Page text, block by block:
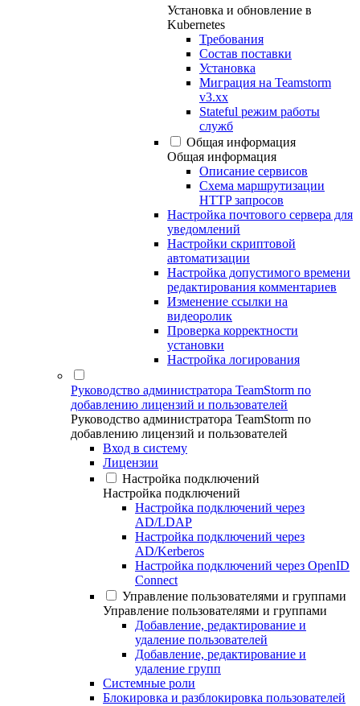
Установка и обновление в
Kubernetes
Требования
Состав поставки
Установка
Миграция на Teamstorm
v3.xx
Stateful режим работы
служб
Общая информация
Общая информация
Описание сервисов
Схема маршрутизации
HTTP запросов
Настройка почтового сервера для
уведомлений
Настройки скриптовой
автоматизации
Настройка допустимого времени
редактирования комментариев
Изменение ссылки на
видеоролик
Проверка корректности
установки
Настройка логирования
Руководство администратора TeamStorm по
добавлению лицензий и пользователей
Руководство администратора TeamStorm по
добавлению лицензий и пользователей
Вход в систему
Лицензии
Настройка подключений
Настройка подключений
Настройка подключений через
AD/LDAP
Настройка подключений через
AD/Kerberos
Настройка подключений через OpenID
Connect
Управление пользователями и группами
Управление пользователями и группами
Добавление, редактирование и
удаление пользователей
Добавление, редактирование и
удаление групп
Системные роли
Блокировка и разблокировка пользователей